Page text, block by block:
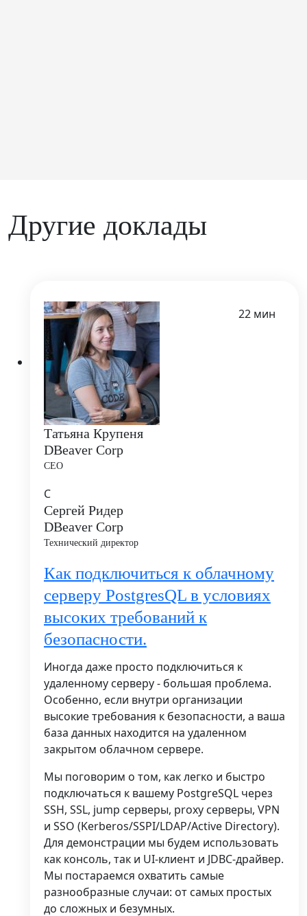
Другие доклады
Татьяна Крупеня
DBeaver Corp
CEO
С
Сергей Ридер
DBeaver Corp
Технический директор
22 мин
Как подключиться к облачному
серверу PostgresQL в условиях
высоких требований к
безопасности.
Иногда даже просто подключиться к
удаленному серверу - большая проблема.
Особенно, если внутри организации
высокие требования к безопасности, а ваша
база данных находится на удаленном
закрытом облачном сервере.
Мы поговорим о том, как легко и быстро
подключаться к вашему PostgreSQL через
SSH, SSL, jump серверы, proxy серверы, VPN
и SSO (Kerberos/SSPI/LDAP/Active Directory).
Для демонстрации мы будем использовать
как консоль, так и UI-клиент и JDBC-драйвер.
Мы постараемся охватить самые
разнообразные случаи: от самых простых
до сложных и безумных.